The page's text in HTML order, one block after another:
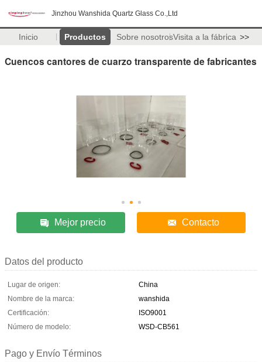
Jinzhou Wanshida Quartz Glass Co.,Ltd
Inicio Productos Sobre nosotrosVisita a la fábrica >>
Cuencos cantores de cuarzo transparente de fabricantes
Mejor precio Contacto
Datos del producto
Lugar de origen:
China
Nombre de la marca:
wanshida
Certificación:
ISO9001
Número de modelo:
WSD-CB561
Pago y Envío Términos